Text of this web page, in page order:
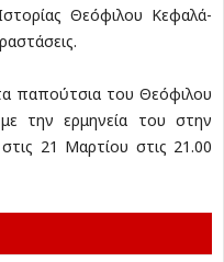
Θεόφιλου Κεφαλά-
παπούτσια του Θεόφιλου
την ερμηνεία του στην
21 Μαρτίου στις 21.00